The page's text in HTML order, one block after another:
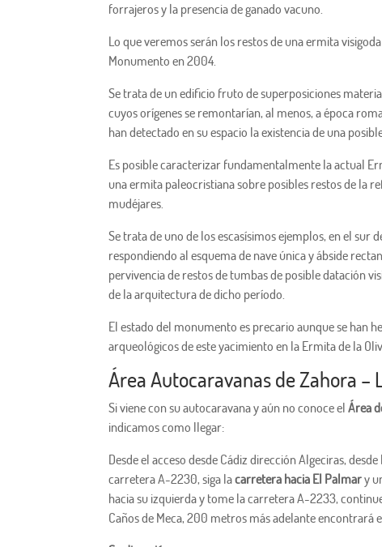
forrajeros y la presencia de ganado vacuno.
Lo que veremos serán los restos de una ermita
Monumento en 2004.
Se trata de un edificio fruto de superposiciones
cuyos orígenes se remontarían, al menos, a época
han detectado en su espacio la existencia de una
Es posible caracterizar fundamentalmente la actual
una ermita paleocristiana sobre posibles restos de la
mudéjares.
Se trata de uno de los escasísimos ejemplos, en el sur
respondiendo al esquema de nave única y ábside
pervivencia de restos de tumbas de posible datación
de la arquitectura de dicho período.
El estado del monumento es precario aunque se han
arqueológicos de este yacimiento en la Ermita de la
Área Autocaravanas de Zahora –
Si viene con su autocaravana y aún no conoce elÁrea
indicamos como llegar:
Desde el acceso desde Cádiz dirección Algeciras,
carretera A-2230, siga lacarretera hacia El Palmary
hacia su izquierda y tome la carretera A-2233,
Caños de Meca, 200 metros más adelante encontrará